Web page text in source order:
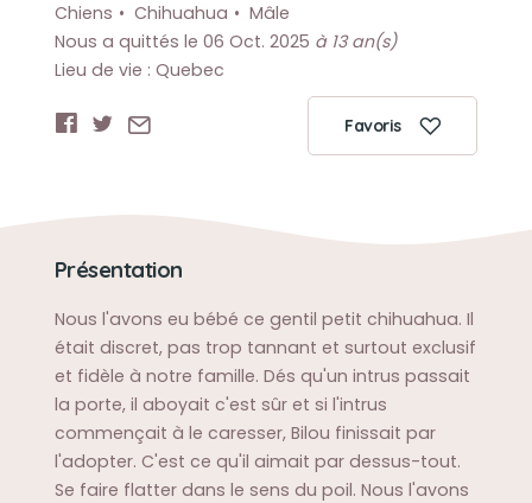
Chiens Chihuahua
Mâle
Nous a quittés le 06 Oct. 2025 à 13 an(s)
Lieu de vie : Quebec
Favoris
Présentation
Nous l'avons eu bébé ce gentil petit chihuahua. Il
était discret, pas trop tannant et surtout exclusif
et fidèle à notre famille. Dés qu'un intrus passait
la porte, il aboyait c'est sûr et si l'intrus
commençait à le caresser, Bilou finissait par
l'adopter. C'est ce qu'il aimait par dessus-tout.
Se faire flatter dans le sens du poil. Nous l'avons